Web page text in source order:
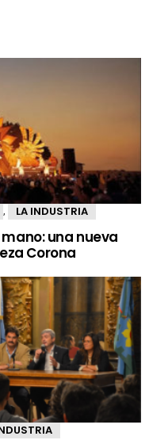
LA INDUSTRIA
una nueva
Corona